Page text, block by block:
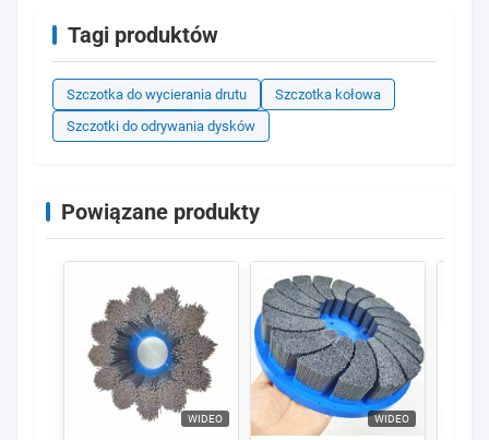
Tagi produktów
Szczotka do wycierania drutu
Szczotka kołowa
Szczotki do odrywania dysków
Powiązane produkty
WIDEO WIDEO